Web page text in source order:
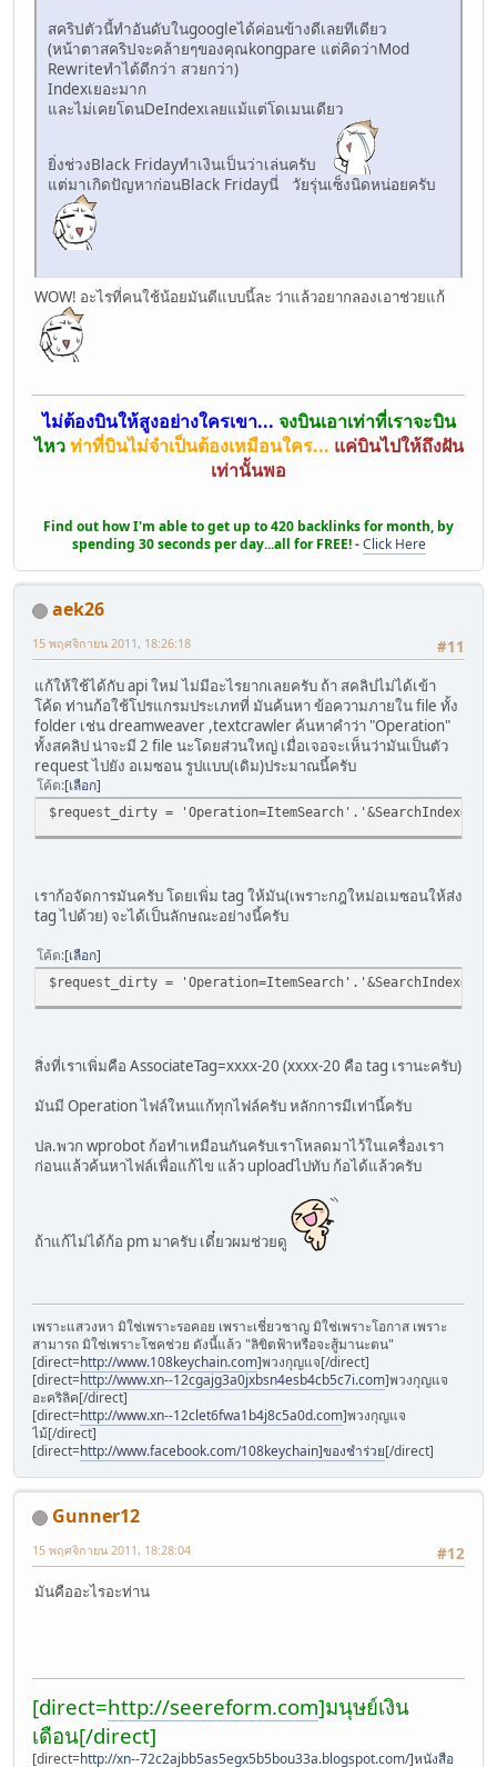
สคริปตัวนี้ทำอันดับในgoogleได้ค่อนข้างดีเลยทีเดียว
(หน้าตาสคริปจะคล้ายๆของคุณkongpare แต่คิดว่าMod
Rewriteทำได้ดีกว่า สวยกว่า)
Indexเยอะมาก
และไม่เคยโดนDeIndexเลยแม้แต่โดเมนเดียว
ยิ่งช่วงBlack Fridayทำเงินเป็นว่าเล่นครับ
แต่มาเกิดปัญหาก่อนBlack Fridayนี่ วัยรุ่นเซ็งนิดหน่อยครับ
WOW! อะไรที่คนใช้น้อยมันดีแบบนี้ละ ว่าแล้วอยากลองเอาช่วยแก้
ไม่ต้องบินให้สูงอย่างใครเขา... จงบินเอาเท่าที่เราจะบิน
ไหว ท่าที่บินไม่จำเป็นต้องเหมือนใคร... แค่บินไปให้ถึงฝัน
เท่านั้นพอ
Find out how I'm able to get up to 420 backlinks for month, by
spending 30 seconds per day...all for FREE!-Click Here
aek26
#11
15 พฤศจิกายน 2011, 18:26:18
แก้ให้ใช้ได้กับ api ใหม่ ไม่มีอะไรยากเลยครับ ถ้า สคลิปไม่ได้เข้า
โค้ด ท่านก้อใช้โปรแกรมประเภทที่ มันค้นหา ข้อความภายใน file ทั้ง
folder เช่น dreamweaver ,textcrawler ค้นหาคำว่า "Operation"
ทั้งสคลิป น่าจะมี 2 file นะโดยส่วนใหญ่ เมื่อเจอจะเห็นว่ามันเป็นตัว
request ไปยัง อเมซอน รูปแบบ(เดิม)ประมาณนี้ครับ
โค้ด เลือก
$request_dirty =
เราก้อจัดการมันครับ โดยเพิ่ม tag ให้มัน(เพราะกฎใหม่อเมซอนให้ส่ง
tag ไปด้วย) จะได้เป็นลักษณะอย่างนี้ครับ
โค้ด เลือก
$request_dirty =
สิ่งที่เราเพิ่มคือ AssociateTag=xxxx-20 (xxxx-20 คือ tag เรานะครับ)
มันมี Operation ไฟล์ใหนแก้ทุกไฟล์ครับ หลักการมีเท่านี้ครับ
ปล.พวก wprobot ก้อทำเหมือนกันครับเราโหลดมาไว้ในเครื่องเรา
ก่อนแล้วค้นหาไฟล์เพื่อแก้ไข แล้ว uploadไปทับ ก้อได้แล้วครับ
ถ้าแก้ไม่ได้ก้อ pm มาครับ เดี๋ยวผมช่วยดู
เพราะแสวงหา มิใช่เพราะรอคอย เพราะเชี่ยวชาญ มิใช่เพราะโอกาส เพราะ
สามารถ มิใช่เพราะโชคช่วย ดังนี้แล้ว "ลิขิตฟ้าหรือจะสู้มานะตน"
[direct=http://www.108keychain.com]พวงกุญแจ[/direct]
[direct=http://www.xn--12cgajg3a0jxbsn4esb4cb5c7i.com]พวงกุญแจ
อะคริลิค[/direct]
[direct=http://www.xn--12clet6fwa1b4j8c5a0d.com]พวงกุญแจ
ไม้[/direct]
[direct=http://www.facebook.com/108keychain]ของชำร่วย[/direct]
Gunner12
#12
15 พฤศจิกายน 2011, 18:28:04
มันคืออะไรอะท่าน
[direct=http://seereform.com]มนุษย์เงิน
เดือน[/direct]
[direct=http://xn--72c2ajbb5as5egx5b5bou33a.blogspot.com/]หนังสือ